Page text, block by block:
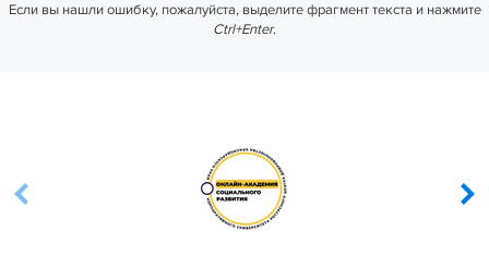
Если вы нашли ошибку, пожалуйста, выделите фрагмент текста и нажмите
Ctrl+Enter.